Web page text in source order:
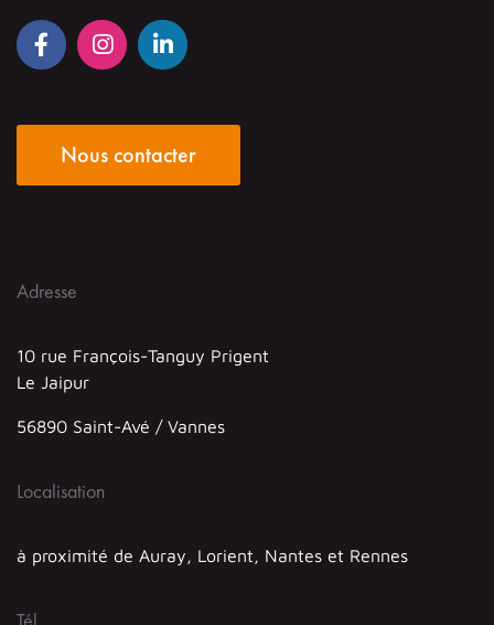
Nous contacter
Adresse
10 rue François-Tanguy Prigent
Le Jaipur
56890 Saint-Avé / Vannes
Localisation
à proximité de Auray, Lorient, Nantes et Rennes